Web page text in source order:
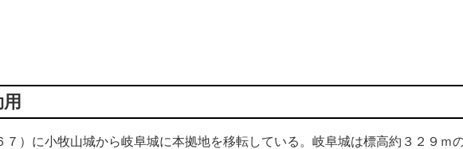
）に小牧山城から岐阜城に本拠地を移転している。岐阜城は標高約３２９ｍ